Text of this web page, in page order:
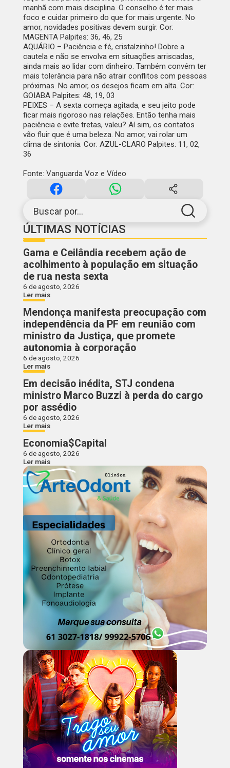
Buscar por...
ÚLTIMAS NOTÍCIAS
Gama e Ceilândia recebem ação de
acolhimento à população em situação
de rua nesta sexta
6 de agosto, 2026
Ler mais
Mendonça manifesta preocupação com
independência da PF em reunião com
ministro da Justiça, que promete
autonomia à corporação
6 de agosto, 2026
Ler mais
Em decisão inédita, STJ condena
ministro Marco Buzzi à perda do cargo
por assédio
6 de agosto, 2026
Ler mais
Economia$Capital
6 de agosto, 2026
Ler mais
manhã com mais disciplina. O conselho é ter mais
foco e cuidar primeiro do que for mais urgente. No
amor, novidades positivas devem surgir. Cor:
MAGENTA Palpites: 36, 46, 25
AQUÁRIO – Paciência e fé, cristalzinho! Dobre a
cautela e não se envolva em situações arriscadas,
ainda mais ao lidar com dinheiro. Também convém ter
mais tolerância para não atrair conflitos com pessoas
próximas. No amor, os desejos ficam em alta. Cor:
GOIABA Palpites: 48, 19, 03
PEIXES – A sexta começa agitada, e seu jeito pode
ficar mais rigoroso nas relações. Então tenha mais
paciência e evite tretas, valeu? Aí sim, os contatos
vão fluir que é uma beleza. No amor, vai rolar um
clima de sintonia. Cor: AZUL-CLARO Palpites: 11, 02,
36
Fonte: Vanguarda Voz e Vídeo